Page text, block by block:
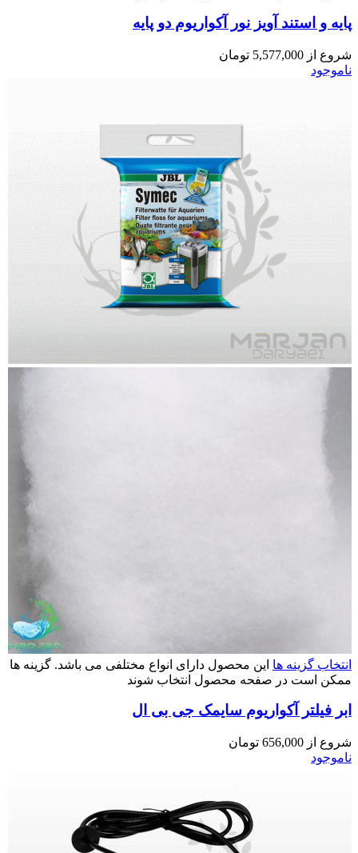
پایه و استند آویز نور آکواریوم دو پایه
شروع از 5,577,000 تومان
ناموجود
انتخاب گزینه ها این محصول دارای انواع مختلفی می باشد. گزینه ها
ممکن است در صفحه محصول انتخاب شوند
ابر فیلتر آکواریوم سایمک جی بی ال
شروع از 656,000 تومان
ناموجود